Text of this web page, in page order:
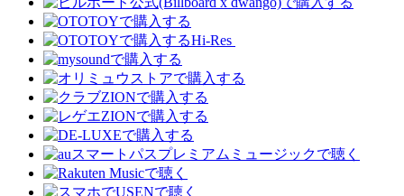
Hi-Res